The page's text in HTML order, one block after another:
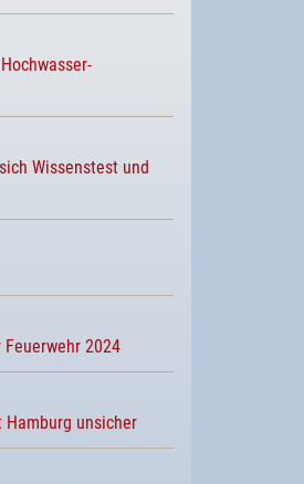
Wissenstest und
2024
Hamburg unsicher